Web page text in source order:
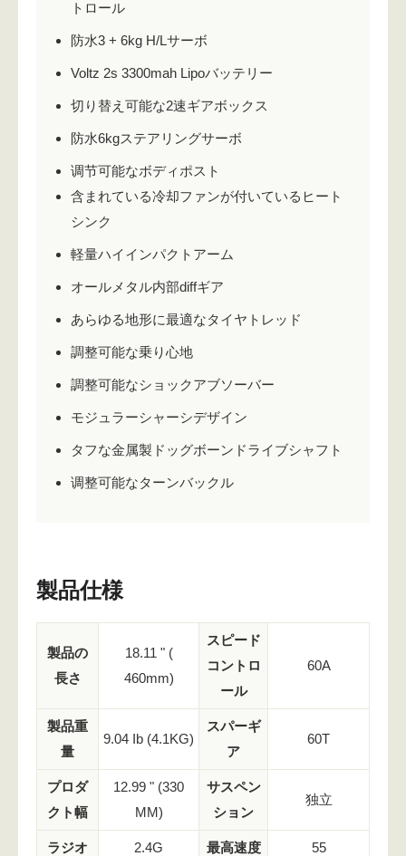
トロール
防水3 + 6kg H/Lサーボ
Voltz 2s 3300mah Lipoバッテリー
切り替え可能な2速ギアボックス
防水6kgステアリングサーボ
调节可能なボディポスト
含まれている冷却ファンが付いているヒート
シンク
軽量ハイインパクトアーム
オールメタル内部diffギア
あらゆる地形に最適なタイヤトレッド
調整可能な乗り心地
調整可能なショックアブソーバー
モジュラーシャーシデザイン
タフな金属製ドッグボーンドライブシャフト
调整可能なターンバックル
製品仕様
製品の
長さ
18.11 " (
460mm)
スピード
コントロ
ール
60A
製品重
量
9.04 Ib (4.1KG)
スパーギ
ア
60T
プロダ
クト幅
12.99 " (330
MM)
サスペン
ション
独立
ラジオ 2.4G 最高速度 55